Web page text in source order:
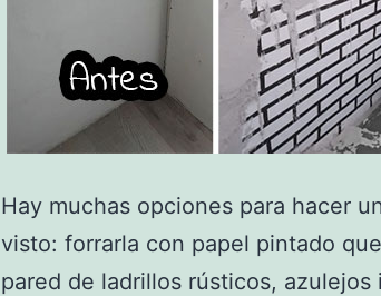
Hay muchas opciones para hacer
visto: forrarla con papel pintado
pared de ladrillos rústicos,